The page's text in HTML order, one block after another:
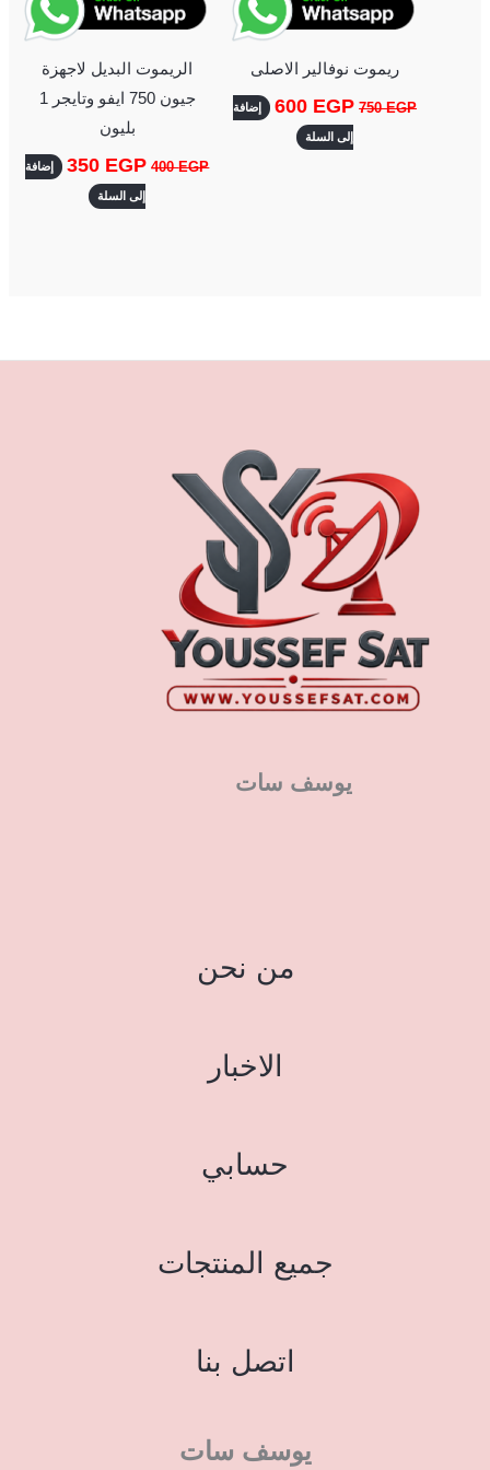
ريموت نوفالير الاصلى
750EGP
600 EGP إضافة
إلى السلة
الريموت البديل لاجهزة
جيون 750 ايفو وتايجر 1
بليون
400EGP
350 EGP إضافة
إلى السلة
يوسف سات
من نحن
الاخبار
حسابي
جميع المنتجات
اتصل بنا
يوسف سات